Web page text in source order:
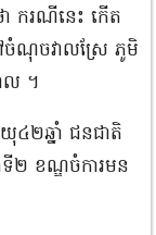
ករណីនេះ កើត
ចំណុចវាលស្រែ ភូមិ
ល ។
៤២ឆ្នាំ ជនជាតិ
ទី២ ខណ្ឌចំការមន